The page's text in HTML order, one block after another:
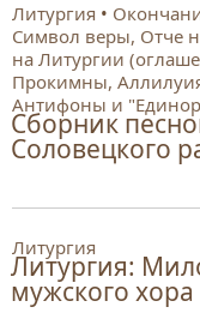
Литургия
Символ веры, Отче
на Литургии
Прокимны,
Антифоны и
Сборник
Соловецкого
Литургия
Литургия:
мужского хора